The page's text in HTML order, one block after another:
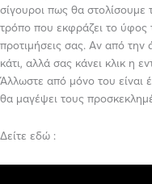
σίγουροι πως θα στολίσουμε
τρόπο που εκφράζει το ύφος
προτιμήσεις σας. Αν από την
κάτι, αλλά σας κάνει κλικ η
Άλλωστε από μόνο του είναι
θα μαγέψει τους
Δείτε εδώ :